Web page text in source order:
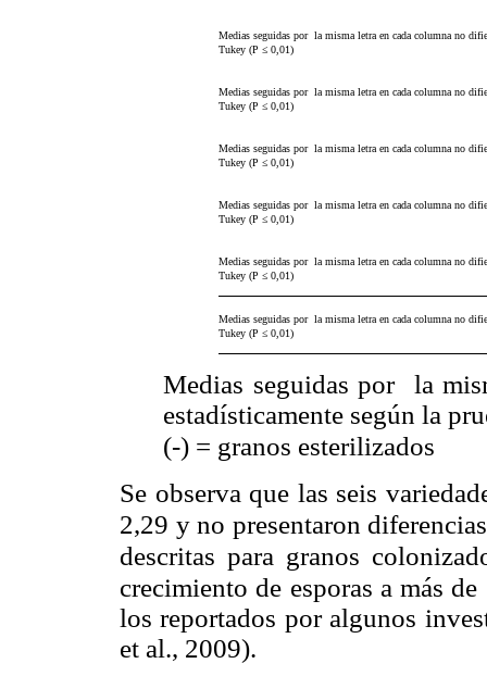
Medias seguidas por la misma letra en cada columna no
Tukey (P ≤ 0,01)
Medias seguidas por la misma letra en cada columna no
Tukey (P ≤ 0,01)
Medias seguidas por la misma letra en cada columna no
Tukey (P ≤ 0,01)
Medias seguidas por la misma letra en cada columna no
Tukey (P ≤ 0,01)
Medias seguidas por la misma letra en cada columna no
Tukey (P ≤ 0,01)
Medias seguidas por la misma letra en cada columna no
Tukey (P ≤ 0,01)
Medias seguidas por la
estadísticamente según la
(-) = granos esterilizados
Se observa que las seis
2,29 y no presentaron
descritas para granos
crecimiento de esporas a más
los reportados por algunos
et al., 2009).